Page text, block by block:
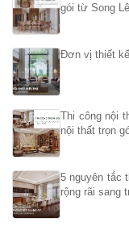
gói từ Song Lê
Đơn vị thiết
Thi công nội
nội thất trọn
5 nguyên tắc
rộng rãi sang